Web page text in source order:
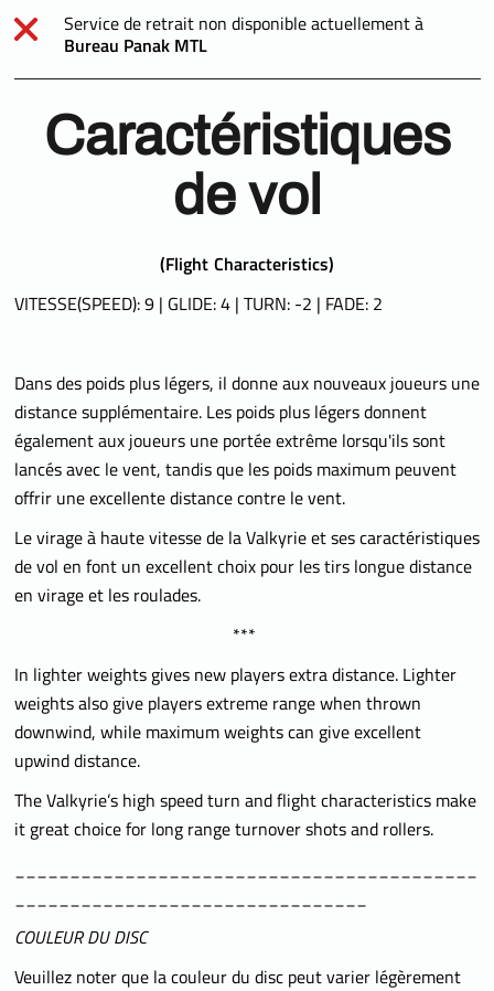
Service de retrait non disponible actuellement à
Bureau Panak MTL
Caractéristiques
de vol
(Flight Characteristics)
VITESSE(SPEED): 9 | GLIDE: 4 | TURN: -2 | FADE: 2
Dans des poids plus légers, il donne aux nouveaux joueurs une
distance supplémentaire. Les poids plus légers donnent
également aux joueurs une portée extrême lorsqu'ils sont
lancés avec le vent, tandis que les poids maximum peuvent
offrir une excellente distance contre le vent.
Le virage à haute vitesse de la Valkyrie et ses caractéristiques
de vol en font un excellent choix pour les tirs longue distance
en virage et les roulades.
***
In lighter weights gives new players extra distance. Lighter
weights also give players extreme range when thrown
downwind, while maximum weights can give excellent
upwind distance.
The Valkyrie’s high speed turn and flight characteristics make
it great choice for long range turnover shots and rollers.
COULEUR DU DISC
Veuillez noter que la couleur du disc peut varier légèrement